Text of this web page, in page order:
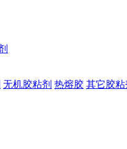
无机胶粘剂 热熔胶 其它胶粘